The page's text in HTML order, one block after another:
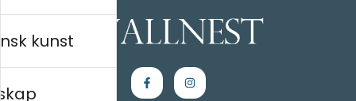
kunst